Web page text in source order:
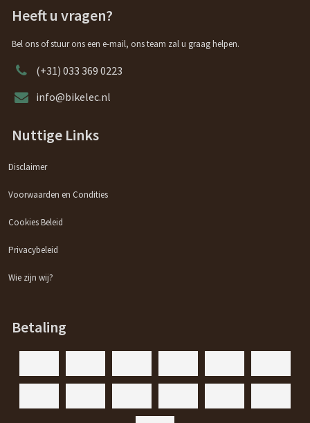
Heeft u vragen?
Bel ons of stuur ons een e-mail, ons team zal u graag helpen.
(+31) 033 369 0223
info@bikelec.nl
Nuttige Links
Disclaimer
Voorwaarden en Condities
Cookies Beleid
Privacybeleid
Wie zijn wij?
Betaling